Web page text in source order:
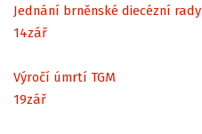
Jednání brněnské diecézní rady
14zář
Výročí úmrtí TGM
19zář